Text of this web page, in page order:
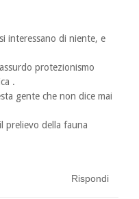
interessano di niente, e
protezionismo
.
gente che non dice mai
prelievo della fauna
Rispondi